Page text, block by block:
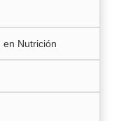
en Nutrición